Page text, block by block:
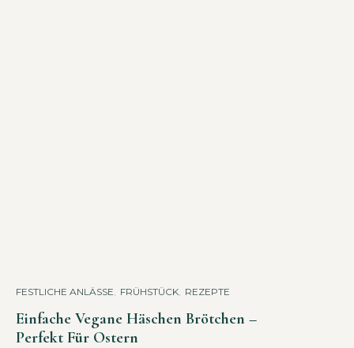
FESTLICHE ANLÄSSE FRÜHSTÜCK REZEPTE
Einfache Vegane Häschen Brötchen –
Perfekt Für Ostern